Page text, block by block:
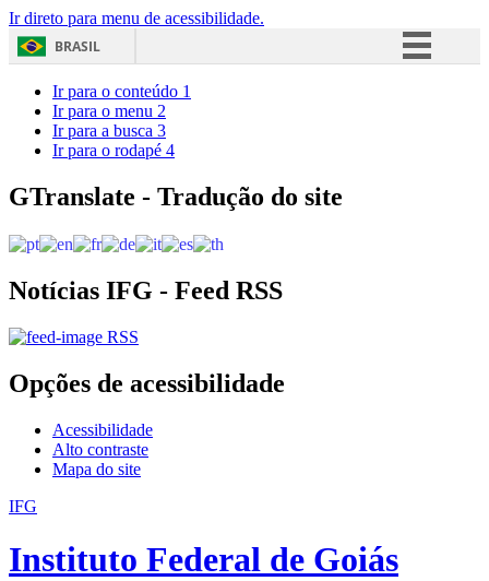
Ir direto para menu de acessibilidade.
BRASIL
Acesso à informação
Ir para o conteúdo 1
Ir para o menu 2
Ir para a busca 3
Ir para o rodapé 4
GTranslate - Tradução do site
Notícias IFG - Feed RSS
RSS
Opções de acessibilidade
Acessibilidade
Alto contraste
Mapa do site
IFG
Instituto Federal de Goiás